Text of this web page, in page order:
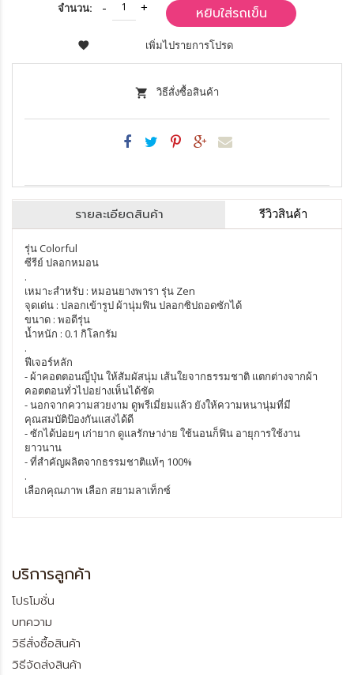
จำนวน: หยิบใส่รถเข็น
เพิ่มไปรายการโปรด
วิธีสั่งซื้อสินค้า
รายละเอียดสินค้า รีวิวสินค้า
รุ่น Colorful
ซีรีย์ ปลอกหมอน
.
เหมาะสำหรับ : หมอนยางพารา รุ่น Zen
จุดเด่น : ปลอกเข้ารูป ผ้านุ่มฟิน ปลอกซิปถอดซักได้
ขนาด : พอดีรุ่น
น้ำหนัก : 0.1 กิโลกรัม
.
ฟีเจอร์หลัก
- ผ้าคอตตอนญี่ปุ่น ให้สัมผัสนุ่ม เส้นใยจากธรรมชาติ แตกต่างจากผ้า
คอตตอนทั่วไปอย่างเห็นได้ชัด
- นอกจากความสวยงาม ดูพรีเมี่ยมแล้ว ยังให้ความหนานุ่มที่มี
คุณสมบัติป้องกันแสงได้ดี
- ซักได้บ่อยๆ เก่ายาก ดูแลรักษาง่าย ใช้นอนก็ฟิน อายุการใช้งาน
ยาวนาน
- ที่สำคัญผลิตจากธรรมชาติแท้ๆ 100%
.
เลือกคุณภาพ เลือก สยามลาเท็กซ์
บริการลูกค้า
โปรโมชั่น
บทความ
วิธีสั่งซื้อสินค้า
วิธีจัดส่งสินค้า